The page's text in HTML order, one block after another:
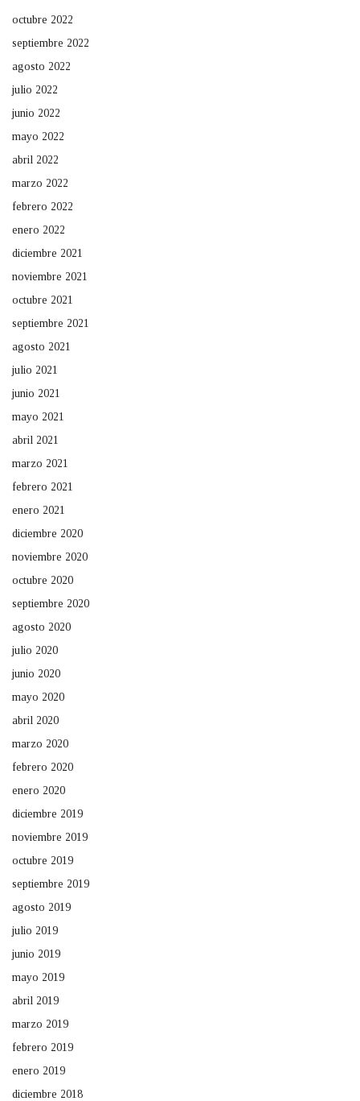
octubre 2022
septiembre 2022
agosto 2022
julio 2022
junio 2022
mayo 2022
abril 2022
marzo 2022
febrero 2022
enero 2022
diciembre 2021
noviembre 2021
octubre 2021
septiembre 2021
agosto 2021
julio 2021
junio 2021
mayo 2021
abril 2021
marzo 2021
febrero 2021
enero 2021
diciembre 2020
noviembre 2020
octubre 2020
septiembre 2020
agosto 2020
julio 2020
junio 2020
mayo 2020
abril 2020
marzo 2020
febrero 2020
enero 2020
diciembre 2019
noviembre 2019
octubre 2019
septiembre 2019
agosto 2019
julio 2019
junio 2019
mayo 2019
abril 2019
marzo 2019
febrero 2019
enero 2019
diciembre 2018